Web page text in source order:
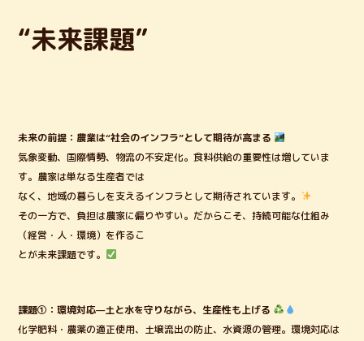
o
k
“未来課題”
未来の前提：農業は“社会のインフラ”として期待が高まる
気象変動、国際情勢、物流の不安定化。食料供給の重要性は増していま
す。農家は単なる生産者では
なく、地域の暮らしを支えるインフラとして期待されています。
その一方で、負担は農家に偏りやすい。だからこそ、持続可能な仕組み
（経営・人・環境）を作るこ
とが未来課題です。
課題①：環境対応—土と水を守りながら、生産性も上げる
化学肥料・農薬の適正使用、土壌流出の防止、水資源の管理。環境対応は